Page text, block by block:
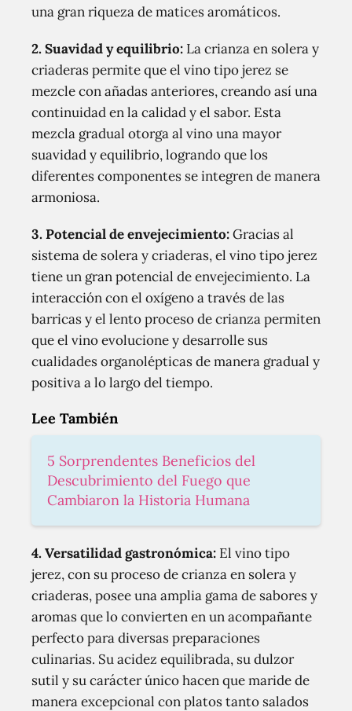
una gran riqueza de matices aromáticos.
2. Suavidad y equilibrio: La crianza en solera y
criaderas permite que el vino tipo jerez se
mezcle con añadas anteriores, creando así una
continuidad en la calidad y el sabor. Esta
mezcla gradual otorga al vino una mayor
suavidad y equilibrio, logrando que los
diferentes componentes se integren de manera
armoniosa.
3. Potencial de envejecimiento:Gracias al
sistema de solera y criaderas, el vino tipo jerez
tiene un gran potencial de envejecimiento. La
interacción con el oxígeno a través de las
barricas y el lento proceso de crianza permiten
que el vino evolucione y desarrolle sus
cualidades organolépticas de manera gradual y
positiva a lo largo del tiempo.
Lee También
5 Sorprendentes Beneficios del
Descubrimiento del Fuego que
Cambiaron la Historia Humana
4. Versatilidad gastronómica: El vino tipo
jerez, con su proceso de crianza en solera y
criaderas, posee una amplia gama de sabores y
aromas que lo convierten en un acompañante
perfecto para diversas preparaciones
culinarias. Su acidez equilibrada, su dulzor
sutil y su carácter único hacen que maride de
manera excepcional con platos tanto salados